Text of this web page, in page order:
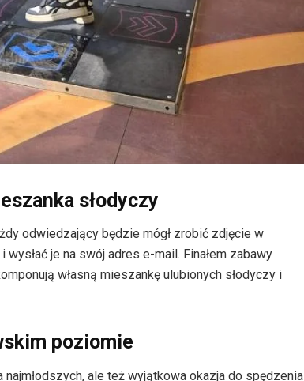
słodyczy
odwiedzający będzie mógł zrobić zdjęcie w
je na swój adres e-mail. Finałem zabawy
własną mieszankę ulubionych słodyczy i
poziomie
ale też wyjątkowa okazja do spędzenia